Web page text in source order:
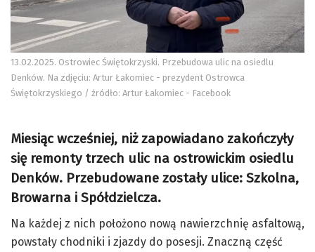
13.02.2025. Ostrowiec Świętokrzyski. Przebudowa ulic na osiedlu
Denków. Na zdjęciu: Artur Łakomiec - prezydent Ostrowca
Świętokrzyskiego / źródło: Artur Łakomiec - Facebook
Miesiąc wcześniej, niż zapowiadano zakończyły
się remonty trzech ulic na ostrowickim osiedlu
Denków. Przebudowane zostały ulice: Szkolna,
Browarna i Spółdzielcza.
Na każdej z nich położono nową nawierzchnię asfaltową,
powstały chodniki i zjazdy do posesji. Znaczną część